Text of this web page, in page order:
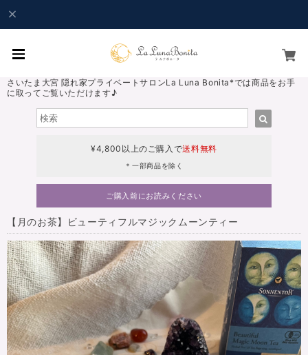
さいたま大宮 隠れ家プライベートサロンLa Luna Bonita*では商品をお手
に取ってご覧いただけます♪
¥4,800以上のご購入で送料無料
＊一部商品を除く
ご購入前にお読みください
【月のお茶】ビューティフルマジックムーンティー